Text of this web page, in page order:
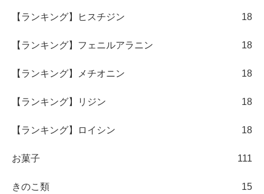
【ランキング】ヒスチジン 18
【ランキング】フェニルアラニン 18
【ランキング】メチオニン 18
【ランキング】リジン 18
【ランキング】ロイシン 18
お菓子 111
きのこ類 15